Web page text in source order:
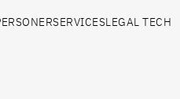
SERVICESLEGAL TECH